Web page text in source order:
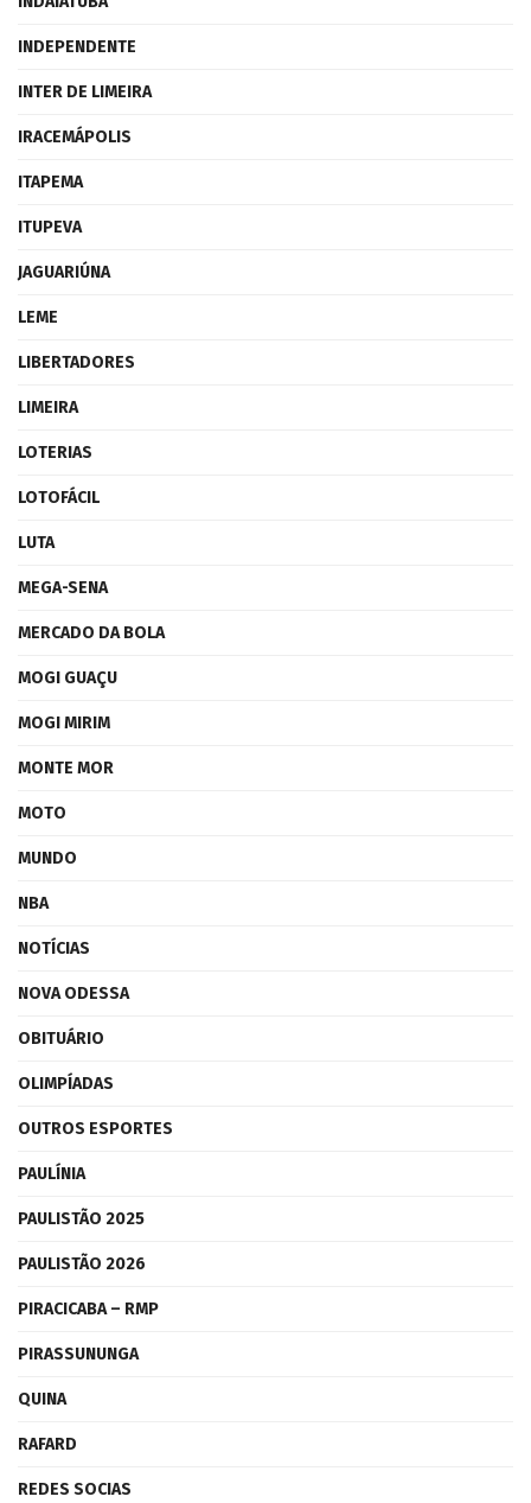
INDEPENDENTE
INTER DE LIMEIRA
IRACEMÁPOLIS
ITAPEMA
ITUPEVA
JAGUARIÚNA
LEME
LIBERTADORES
LIMEIRA
LOTERIAS
LOTOFÁCIL
LUTA
MEGA-SENA
MERCADO DA BOLA
MOGI GUAÇU
MOGI MIRIM
MONTE MOR
MOTO
MUNDO
NBA
NOTÍCIAS
NOVA ODESSA
OBITUÁRIO
OLIMPÍADAS
OUTROS ESPORTES
PAULÍNIA
PAULISTÃO 2025
PAULISTÃO 2026
PIRACICABA – RMP
PIRASSUNUNGA
QUINA
RAFARD
REDES SOCIAS